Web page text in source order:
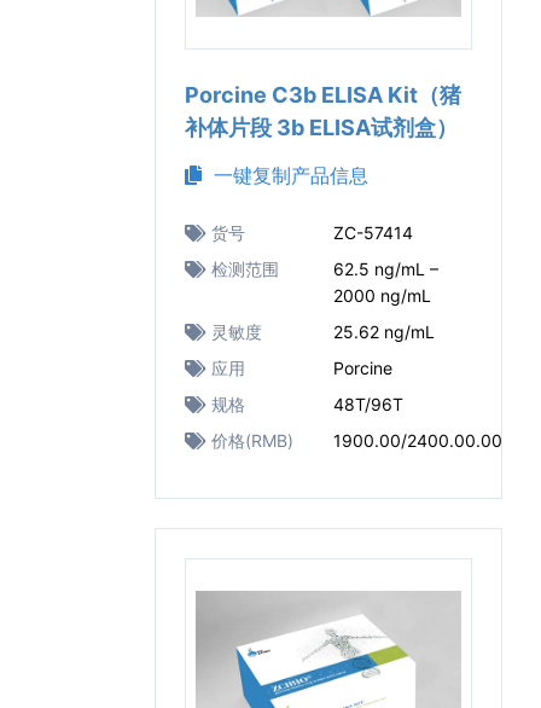
Porcine C3b ELISA Kit（猪
补体片段 3b ELISA试剂盒）
一键复制产品信息
货号
ZC-57414
检测范围
62.5 ng/mL –
2000 ng/mL
灵敏度
25.62 ng/mL
应用
Porcine
规格
48T/96T
价格(RMB)
1900.00/2400.00.00